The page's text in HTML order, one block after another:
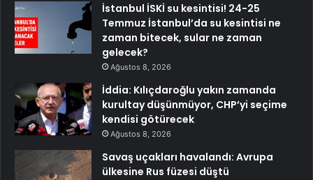
İstanbul İSKİ su kesintisi! 24-25
Temmuz İstanbul’da su kesintisi ne
zaman bitecek, sular ne zaman
gelecek?
Ağustos 8, 2026
İddia: Kılıçdaroğlu yakın zamanda
kurultay düşünmüyor, CHP’yi seçime
kendisi götürecek
Ağustos 8, 2026
Savaş uçakları havalandı: Avrupa
ülkesine Rus füzesi düştü